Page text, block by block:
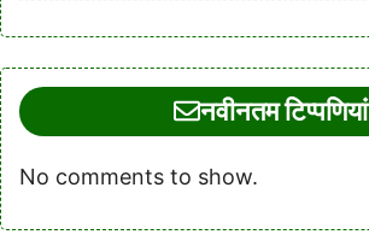
नवीनतम टिप्पणियां
No comments to show.